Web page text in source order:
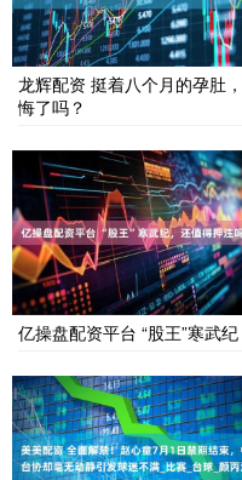
龙辉配资 挺着八个月的孕肚
悔了吗？
亿操盘配资平台 “股王”寒武